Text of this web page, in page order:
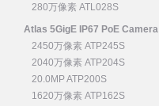
280万像素 ATL028S
Atlas 5GigE IP67 PoE Camera
2450万像素 ATP245S
2040万像素 ATP204S
20.0MP ATP200S
1620万像素 ATP162S